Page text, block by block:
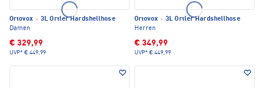
Ortovox · 3L Ortler Hardshellhose
Damen
€ 329,99
UVP* € 449,99
Ortovox · 3L Ortler Hardshellhose
Herren
€ 349,99
UVP* € 449,99